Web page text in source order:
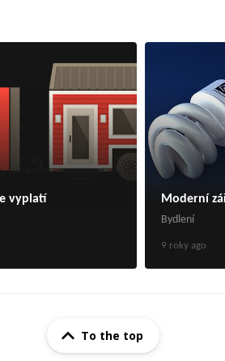
vyplatí Moderní
Bydlení
9 roky ago
To the top